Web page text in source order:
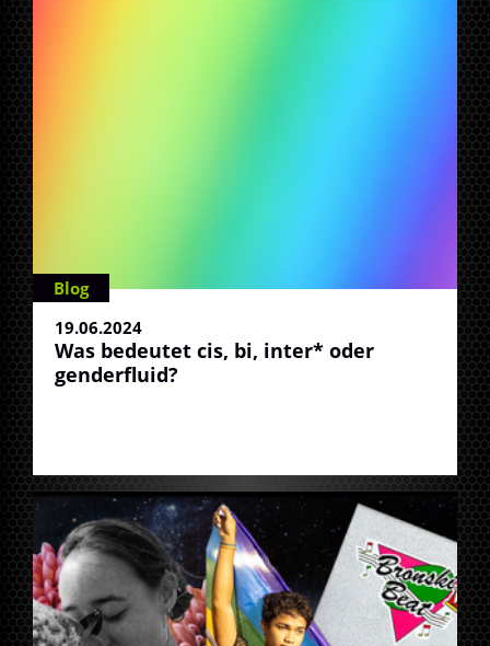
Blog
19.06.2024
Was bedeutet cis, bi, inter* oder
genderfluid?